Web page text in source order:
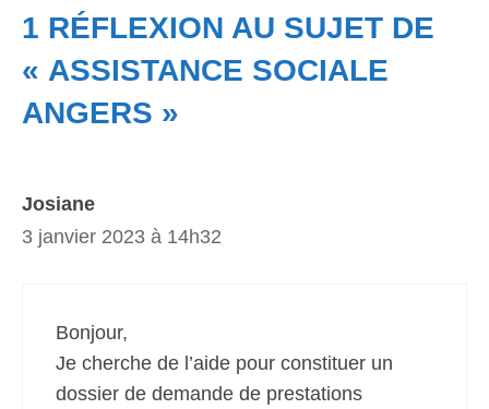
1 RÉFLEXION AU SUJET DE
« ASSISTANCE SOCIALE
ANGERS »
Josiane
3 janvier 2023 à 14h32
Bonjour,
Je cherche de l’aide pour constituer un
dossier de demande de prestations